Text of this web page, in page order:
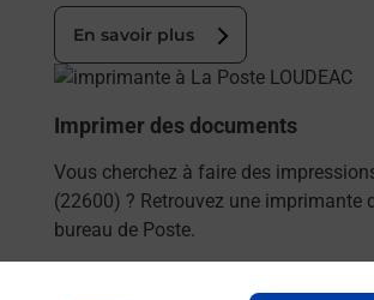
En savoir plus
En savoir plus
Imprimer des documents
Vous cherchez à faire des
(22600) ? Retrouvez une imprimante
bureau de Poste.